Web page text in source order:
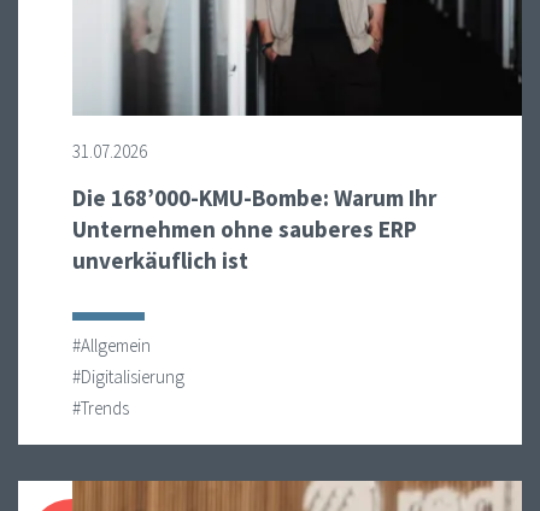
31.07.2026
Die 168’000-KMU-Bombe: Warum Ihr
Unternehmen ohne sauberes ERP
unverkäuflich ist
#Allgemein
#Digitalisierung
#Trends